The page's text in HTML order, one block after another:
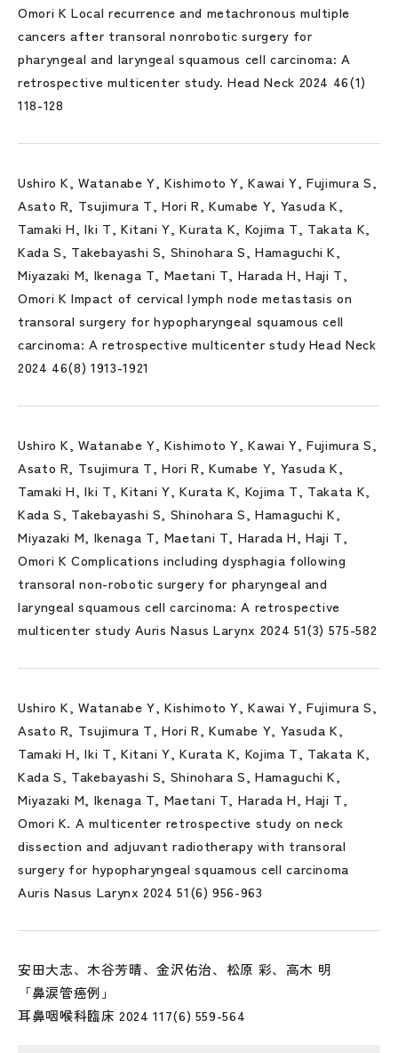
Omori K Local recurrence and metachronous multiple
cancers after transoral nonrobotic surgery for
pharyngeal and laryngeal squamous cell carcinoma: A
retrospective multicenter study. Head Neck 2024 46(1)
118-128
Ushiro K, Watanabe Y, Kishimoto Y, Kawai Y, Fujimura S,
Asato R, Tsujimura T, Hori R, Kumabe Y, Yasuda K,
Tamaki H, Iki T, Kitani Y, Kurata K, Kojima T, Takata K,
Kada S, Takebayashi S, Shinohara S, Hamaguchi K,
Miyazaki M, Ikenaga T, Maetani T, Harada H, Haji T,
Omori K Impact of cervical lymph node metastasis on
transoral surgery for hypopharyngeal squamous cell
carcinoma: A retrospective multicenter study Head Neck
2024 46(8) 1913-1921
Ushiro K, Watanabe Y, Kishimoto Y, Kawai Y, Fujimura S,
Asato R, Tsujimura T, Hori R, Kumabe Y, Yasuda K,
Tamaki H, Iki T, Kitani Y, Kurata K, Kojima T, Takata K,
Kada S, Takebayashi S, Shinohara S, Hamaguchi K,
Miyazaki M, Ikenaga T, Maetani T, Harada H, Haji T,
Omori K Complications including dysphagia following
transoral non-robotic surgery for pharyngeal and
laryngeal squamous cell carcinoma: A retrospective
multicenter study Auris Nasus Larynx 2024 51(3) 575-582
Ushiro K, Watanabe Y, Kishimoto Y, Kawai Y, Fujimura S,
Asato R, Tsujimura T, Hori R, Kumabe Y, Yasuda K,
Tamaki H, Iki T, Kitani Y, Kurata K, Kojima T, Takata K,
Kada S, Takebayashi S, Shinohara S, Hamaguchi K,
Miyazaki M, Ikenaga T, Maetani T, Harada H, Haji T,
Omori K. A multicenter retrospective study on neck
dissection and adjuvant radiotherapy with transoral
surgery for hypopharyngeal squamous cell carcinoma
Auris Nasus Larynx 2024 51(6) 956-963
安田大志、木谷芳晴、金沢佑治、松原 彩、高木 明
「鼻涙管癌例」
耳鼻咽喉科臨床 2024 117(6) 559-564